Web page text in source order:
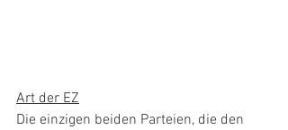
Art der EZ
Die einzigen beiden Parteien, die den